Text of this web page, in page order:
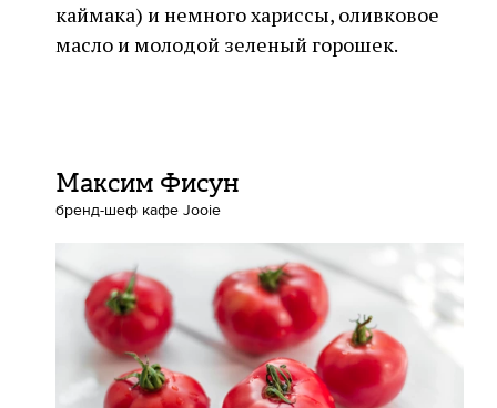
каймака) и немного хариссы, оливковое
масло и молодой зеленый горошек.
Максим Фисун
бренд-шеф кафе Jooie